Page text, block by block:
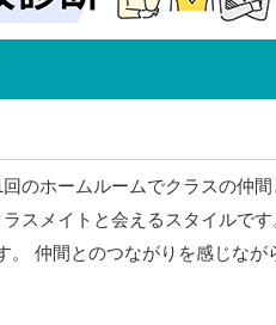
のホームルームでクラスの仲
スメイトと会えるスタイルで
。 仲間とのつながりを感じな